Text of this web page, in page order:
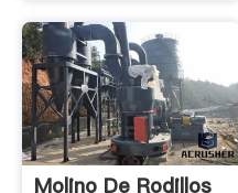
Molino De Rodillos